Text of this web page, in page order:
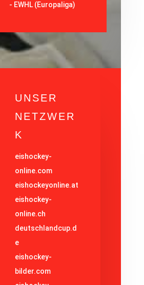
- EWHL (Europaliga)
UNSER
NETZWER
K
eishockey-
online.com
eishockeyonline.at
eishockey-
online.ch
deutschlandcup.d
e
eishockey-
bilder.com